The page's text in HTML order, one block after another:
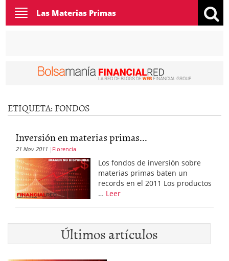
Toggle
navigation
Las Materias Primas
ETIQUETA: FONDOS
Inversión en materias primas...
21 Nov 2011 Florencia
Los fondos de inversión sobre
materias primas baten un
records en el 2011 Los productos
… Leer
Últimos artículos